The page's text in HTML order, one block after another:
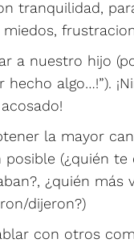
tranquilidad,
miedos,
a nuestro hijo
hecho algo…!”).
la mayor
(¿quién te
¿quién más
dijeron?)
con otros